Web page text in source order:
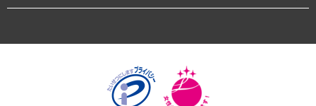
個人情報保護方針